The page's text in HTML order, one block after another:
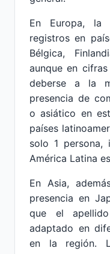
En Europa, la
registros en
Bélgica,
aunque en
deberse a la
presencia de
o asiático en
países
solo 1 persona,
América Latina
En Asia,
presencia en
que el
adaptado en
en la región.